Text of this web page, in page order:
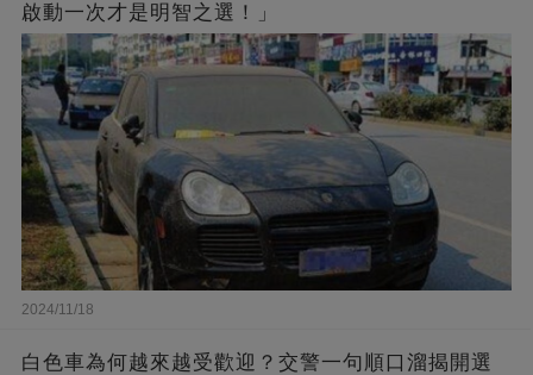
啟動一次才是明智之選！」
2024/11/18
白色車為何越來越受歡迎？交警一句順口溜揭開選